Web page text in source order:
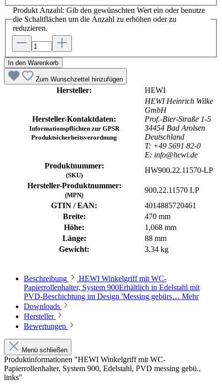
Produkt Anzahl: Gib den gewünschten Wert ein oder benutze
die Schaltflächen um die Anzahl zu erhöhen oder zu
reduzieren.
In den Warenkorb
Zum Wunschzettel hinzufügen
Hersteller: HEWI
Hersteller-Kontaktdaten:
Informationspflichten zur GPSR
Produktsicherheitsverordnung
HEWI Heinrich Wilke
GmbH
Prof.-Bier-Straße 1-5
34454 Bad Arolsen
Deutschland
T: +49 5691 82-0
E: info@hewi.de
Produktnummer:
(SKU)
HW900.22.11570-LP
Hersteller-Produktnummer:
(MPN)
900.22.11570 LP
GTIN / EAN:
4014885720461
Breite:
470 mm
Höhe:
1,068 mm
Länge:
88 mm
Gewicht:
3.34 kg
Beschreibung
HEWI Winkelgriff mit WC-
Papierrollenhalter, System 900Erhältlich in Edelstahl mit
PVD-Beschichtung im Design 'Messing gebürs… Mehr
Downloads
Hersteller
Bewertungen
Menü schließen
Produktinformationen "HEWI Winkelgriff mit WC-
Papierrollenhalter, System 900, Edelstahl, PVD messing gebü.,
links"